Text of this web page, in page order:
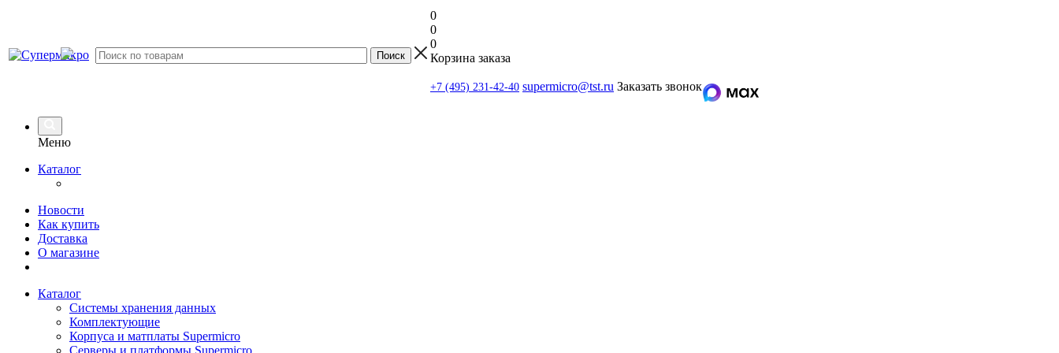
0
0
0
Корзина заказа
+7 (495) 231-42-40 supermicro@tst.ru Заказать звонок
Меню
Каталог
Новости
Как купить
Доставка
О магазине
Каталог
Системы хранения данных
Комплектующие
Корпуса и матплаты Supermicro
Серверы и платформы Supermicro